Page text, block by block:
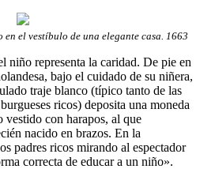
el vestíbulo de una elegante casa. 1663
niño representa la caridad. De pie en
bajo el cuidado de su niñera,
traje blanco (típico tanto de las
ricos) deposita una moneda
vestido con harapos, al que
nacido en brazos. En la
padres ricos mirando al espectador
correcta de educar a un niño».